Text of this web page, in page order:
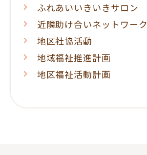
ふれあいいきいきサロン
近隣助け合いネットワーク
地区社協活動
地域福祉推進計画
地区福祉活動計画